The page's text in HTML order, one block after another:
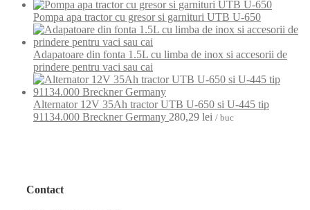
Pompa apa tractor cu gresor si garnituri UTB U-650
Adapatoare din fonta 1.5L cu limba de inox si accesorii de
prindere pentru vaci sau cai
Alternator 12V 35Ah tractor UTB U-650 si U-445 tip
91134.000 Breckner Germany 280,29 lei / buc
Contact